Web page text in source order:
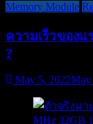
Memory Module
ความเร็วของแ
?
May 5, 2022May